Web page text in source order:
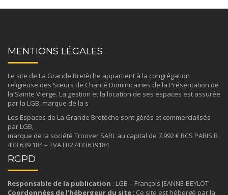
MENTIONS LÉGALES
Le site de La Grande Bretèche appartient à la congrégation
religieuse des Sœurs de Charité Dominicaines de la Présentation de
la Sainte Vierge. La gestion et la location de ses espaces est assurée
par la LGB, marque de la s
Les Espaces de La Grande Bretèche sont gérés et commercialisés
par LGB,
marque de la société Troover SARL au capital de 7.992 € RCS PARIS B
433 639 184 – TVA FR27433639184
RGPD
Responsable de la publication : LGB – François JEANNE-BEYLOT
Coordonnées de l’hébergeur du site : Ce site est hébergé par la